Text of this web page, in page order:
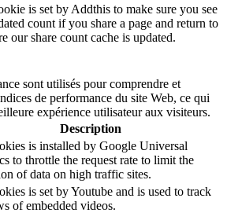
is set by Addthis to make sure you see
count if you share a page and return to
our share count cache is updated.
sont utilisés pour comprendre et
de performance du site Web, ce qui
expérience utilisateur aux visiteurs.
Description
is installed by Google Universal
to throttle the request rate to limit the
of data on high traffic sites.
is set by Youtube and is used to track
of embedded videos.